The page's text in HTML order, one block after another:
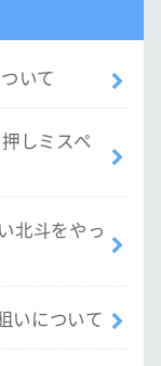
いて
しミスペ
北斗をやっ
いについて